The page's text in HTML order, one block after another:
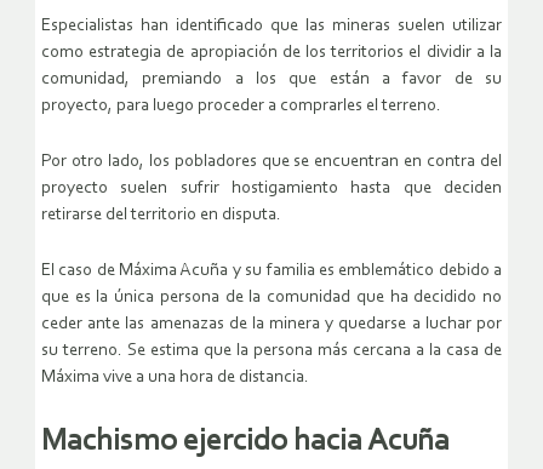
Especialistas han identificado que las mineras suelen utilizar
como estrategia de apropiación de los territorios el dividir a la
comunidad, premiando a los que están a favor de su
proyecto, para luego proceder a comprarles el terreno.
Por otro lado, los pobladores que se encuentran en contra del
proyecto suelen sufrir hostigamiento hasta que deciden
retirarse del territorio en disputa.
El caso de Máxima Acuña y su familia es emblemático debido a
que es la única persona de la comunidad que ha decidido no
ceder ante las amenazas de la minera y quedarse a luchar por
su terreno. Se estima que la persona más cercana a la casa de
Máxima vive a una hora de distancia.
Machismo ejercido hacia Acuña